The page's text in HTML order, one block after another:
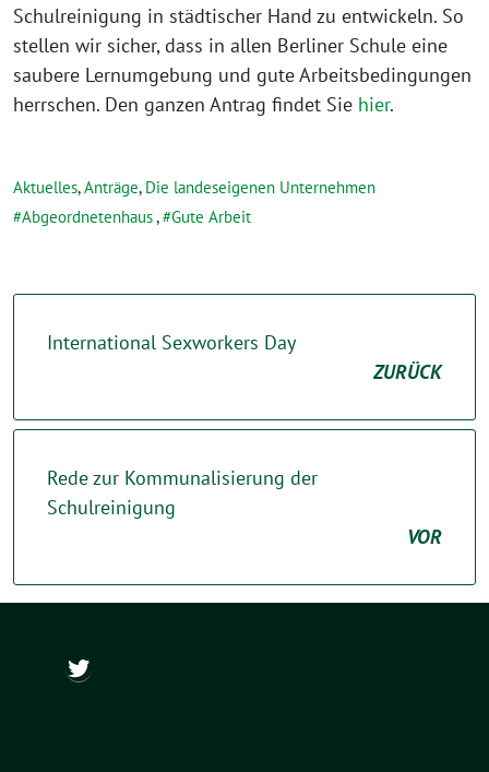
Schulreinigung in städtischer Hand zu entwickeln. So
stellen wir sicher, dass in allen Berliner Schule eine
saubere Lernumgebung und gute Arbeitsbedingungen
herrschen. Den ganzen Antrag findet Sie hier.
Aktuelles,Anträge, Die landeseigenen Unternehmen
Abgeordnetenhaus, Gute Arbeit
International Sexworkers Day
ZURÜCK
Rede zur Kommunalisierung der
Schulreinigung
VOR
@ch_wapler